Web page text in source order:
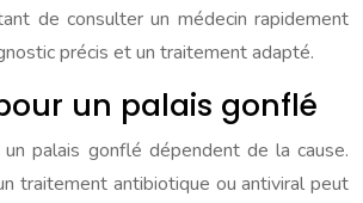
de consulter un médecin rapidement
précis et un traitement adapté.
un palais gonflé
palais gonflé dépendent de la cause.
traitement antibiotique ou antiviral peut